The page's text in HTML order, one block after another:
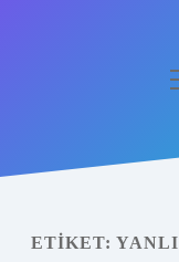
Yasal Uyarı
ETIKET: